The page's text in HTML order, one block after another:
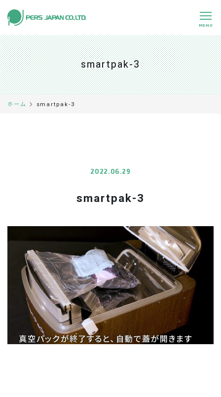
MENU
私たちの特長 About Us
事業内容 Business
0120-891-224 平日 9:00～17:45
お問い合わせ
smartpak-3
ホーム smartpak-3
2022.06.29
smartpak-3